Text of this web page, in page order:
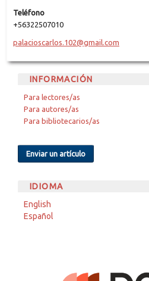
Teléfono
+56322507010
palacioscarlos.102@gmail.com
INFORMACIÓN
Para lectores/as
Para autores/as
Para bibliotecarios/as
Enviar un artículo
IDIOMA
English
Español